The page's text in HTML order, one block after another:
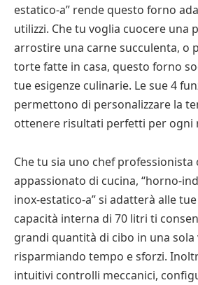
estatico-a” rende questo forno
utilizzi. Che tu voglia cuocere una
arrostire una carne succulenta, o
torte fatte in casa, questo forno
tue esigenze culinarie. Le sue 4
permettono di personalizzare la
ottenere risultati perfetti per ogni
Che tu sia uno chef professionista
appassionato di cucina, “horno-
inox-estatico-a” si adatterà alle
capacità interna di 70 litri ti
grandi quantità di cibo in una sola
risparmiando tempo e sforzi.
intuitivi controlli meccanici,